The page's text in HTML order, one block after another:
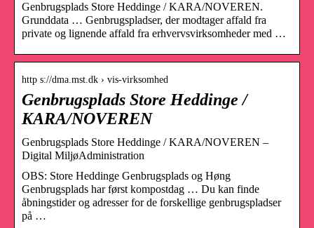
Genbrugsplads Store Heddinge / KARA/NOVEREN.
Grunddata … Genbrugspladser, der modtager affald fra
private og lignende affald fra erhvervsvirksomheder med …
http s://dma.mst.dk › vis-virksomhed
Genbrugsplads Store Heddinge /
KARA/NOVEREN
Genbrugsplads Store Heddinge / KARA/NOVEREN –
Digital MiljøAdministration
OBS: Store Heddinge Genbrugsplads og Høng
Genbrugsplads har først kompostdag … Du kan finde
åbningstider og adresser for de forskellige genbrugspladser
på …